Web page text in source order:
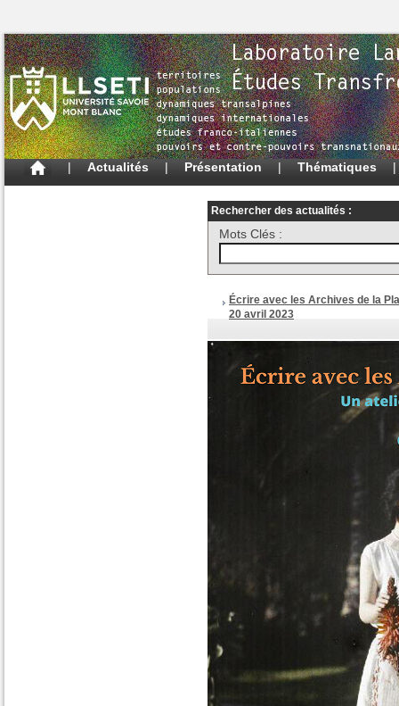
| Actualités | Présentation | Thématiques
Rechercher des actualités :
Mots Clés :
Écrire avec les Archives de la
20 avril 2023